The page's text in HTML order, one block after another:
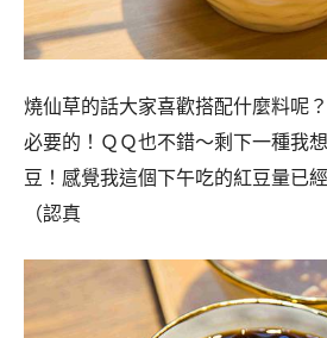
燒仙草的話大家喜歡搭配什麼料呢
必要的！ＱＱ也不錯～剩下一種我
豆！感覺我這個下午吃的紅豆量已
（認真